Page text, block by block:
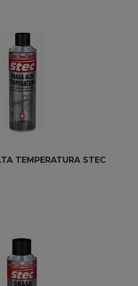
TEMPERATURA STEC